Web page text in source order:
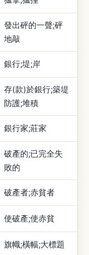
發出砰的一聲;砰
地敲
銀行;堤;岸
存(款)於銀行;築堤
防護;堆積
銀行家;莊家
破產的;已完全失
敗的
破產者;赤貧者
使破產;使赤貧
旗幟;橫幅;大標題